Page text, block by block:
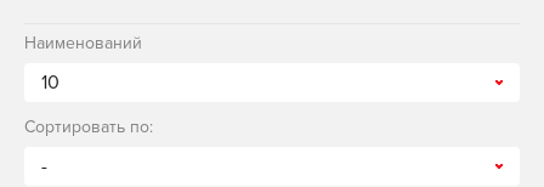
Наименований
10
Сортировать по:
-